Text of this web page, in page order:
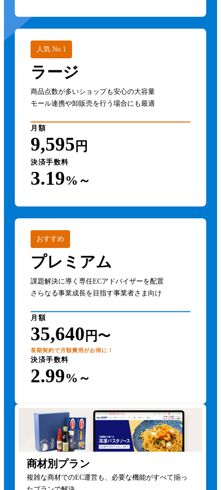
人気 No.1
ラージ
商品点数が多いショップも安心の大容量
モール連携や卸販売を行う場合にも最適
月額
9,595 円
決済手数料
3.19%～
おすすめ
プレミアム
課題解決に導く専任ECアドバイザーを配置
さらなる事業成長を目指す事業者さま向け
月額
35,640 円〜
長期契約で月額費用がお得に！
決済手数料
2.99%～
商材別プラン
複雑な商材でのEC運営も、必要な機能がすべて揃っ